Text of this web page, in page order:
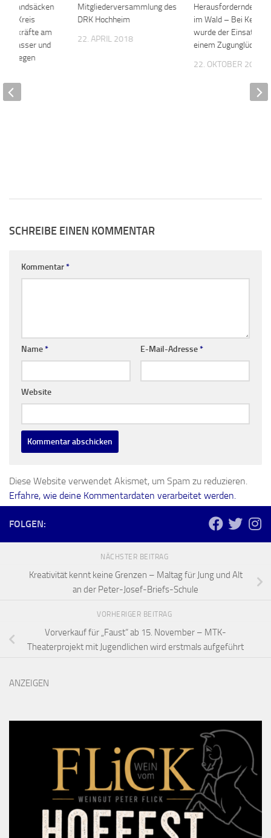
Mitgliederversammlung des
DRK Hochheim
22. APRIL 2018
Herausfordernde
im Wald – Bei
wurde der Einsatz
einem Zugunglück
22. OKTOBER 2023
Sandsäcken
– Kreis
am
und
Regen
SCHREIBE EINEN KOMMENTAR
Kommentar*
Name* E-Mail-Adresse*
Website
Diese Website verwendet Akismet, um Spam zu reduzieren.
Erfahre, wie deine Kommentardaten verarbeitet werden.
FOLGEN:
NÄCHSTER BEITRAG
Kreativität kennt keine Grenzen – Maltag für Jung und Alt
an der Peter-Josef-Briefs-Schule
VORHERIGER BEITRAG
Vorverkauf für „Faust“ ab 15. November – MTK-
Theaterprojekt mit Jugendlichen wird erstmals aufgeführt
ANZEIGEN